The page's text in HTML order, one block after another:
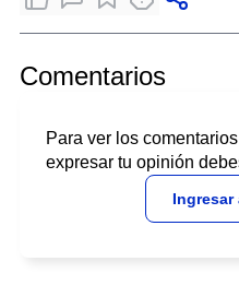
Comentarios
Para ver los
expresar tu opinión
Ingresar